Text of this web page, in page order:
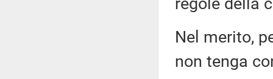
Nel merito,
non tenga